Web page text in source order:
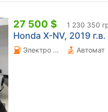
27 500 $ 1 230 350
Honda X-NV, 2019 г.в.
Электро 0 л. Автомат